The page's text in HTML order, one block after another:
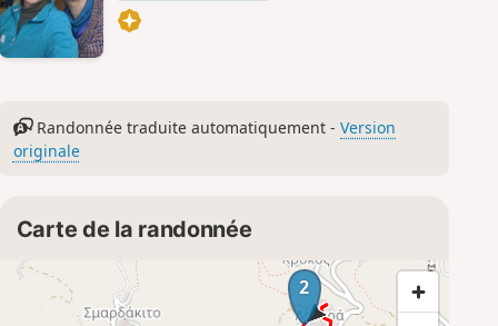
Randonnée traduite automatiquement -Version
originale
Carte de la randonnée
2